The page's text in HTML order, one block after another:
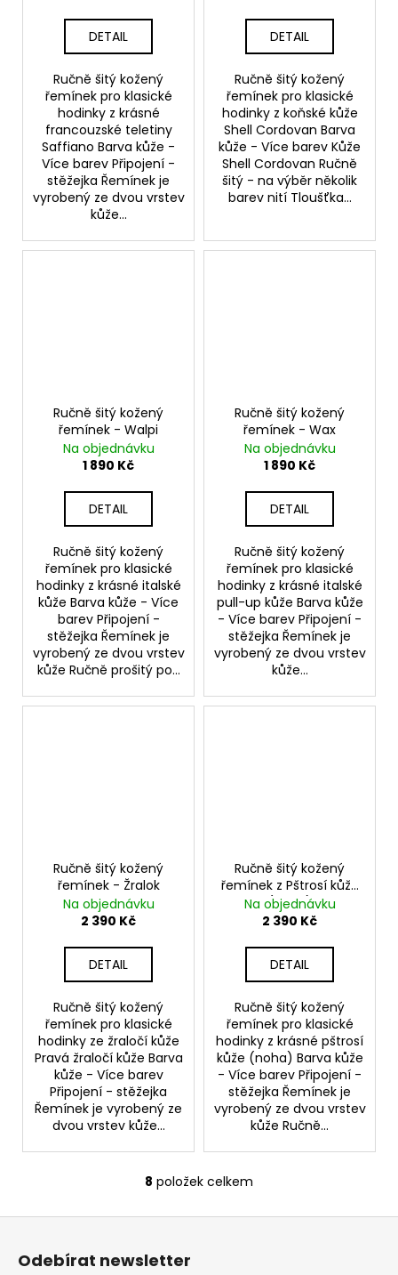
DETAIL
Ručně šitý kožený
řemínek pro klasické
hodinky z krásné
francouzské teletiny
Saffiano Barva kůže -
Více barev Připojení -
stěžejka Řemínek je
vyrobený ze dvou vrstev
kůže...
DETAIL
Ručně šitý kožený
řemínek pro klasické
hodinky z koňské kůže
Shell Cordovan Barva
kůže - Více barev Kůže
Shell Cordovan Ručně
šitý - na výběr několik
barev nití Tloušťka...
Ručně šitý kožený
řemínek - Walpi
Na objednávku
1 890 Kč
DETAIL
Ručně šitý kožený
řemínek pro klasické
hodinky z krásné italské
kůže Barva kůže - Více
barev Připojení -
stěžejka Řemínek je
vyrobený ze dvou vrstev
kůže Ručně prošitý po...
Ručně šitý kožený
řemínek - Wax
Na objednávku
1 890 Kč
DETAIL
Ručně šitý kožený
řemínek pro klasické
hodinky z krásné italské
pull-up kůže Barva kůže
- Více barev Připojení -
stěžejka Řemínek je
vyrobený ze dvou vrstev
kůže...
Ručně šitý kožený
řemínek - Žralok
Na objednávku
2 390 Kč
DETAIL
Ručně šitý kožený
řemínek pro klasické
hodinky ze žraločí kůže
Pravá žraločí kůže Barva
kůže - Více barev
Připojení - stěžejka
Řemínek je vyrobený ze
dvou vrstev kůže...
Ručně šitý kožený
řemínek z Pštrosí kůže
(noha)
Na objednávku
2 390 Kč
DETAIL
Ručně šitý kožený
řemínek pro klasické
hodinky z krásné pštrosí
kůže (noha) Barva kůže
- Více barev Připojení -
stěžejka Řemínek je
vyrobený ze dvou vrstev
kůže Ručně...
O
v
8 položek celkem
Odebírat newsletter